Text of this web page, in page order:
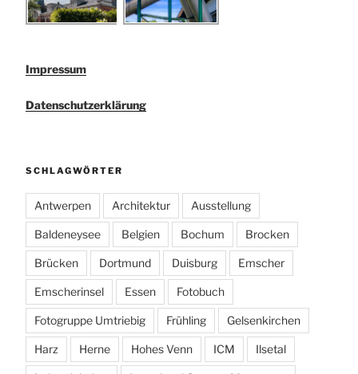
Impressum
Datenschutzerklärung
SCHLAGWÖRTER
Antwerpen Architektur Ausstellung
Baldeneysee Belgien Bochum Brocken
Brücken Dortmund Duisburg Emscher
Emscherinsel Essen Fotobuch
Fotogruppe Umtriebig Frühling Gelsenkirchen
Harz Herne Hohes Venn ICM Ilsetal